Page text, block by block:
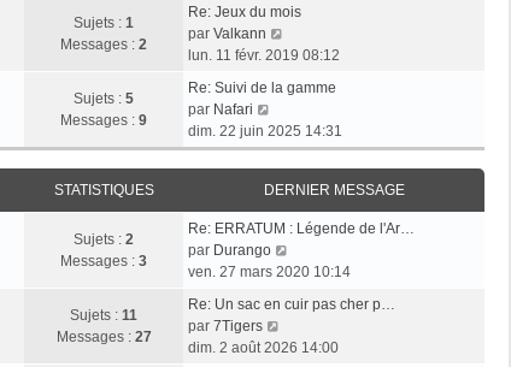
s
g
i
e
r
m
s
s
a
g
e
r
l
e
d
r
n
i
e
r
m
e
s
s
a
g
Sujets : 1
Messages : 2
Re: Jeux du mois
par Valkann
o
r
e
e
n
i
e
m
s
lun. 11 févr. 2019 08:12
Sujets : 5
Messages : 9
Re: Suivi de la gamme
par Nafari
o
i
r
l
e
d
e
r
n
i
e
dim. 22 juin 2025 14:31
STATISTIQUES DERNIER MESSAGE
Sujets : 2
Messages : 3
Re: ERRATUM : Légende de l'Ar…
par Durango
o
r
e
ven. 27 mars 2020 10:14
Sujets : 11
Messages : 27
Re: Un sac en cuir pas cher p…
par 7Tigers
o
dim. 2 août 2026 14:00